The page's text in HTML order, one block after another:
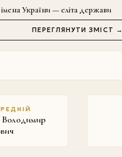
України — еліта держави
ПЕРЕГЛЯНУТИ ЗМІСТ →